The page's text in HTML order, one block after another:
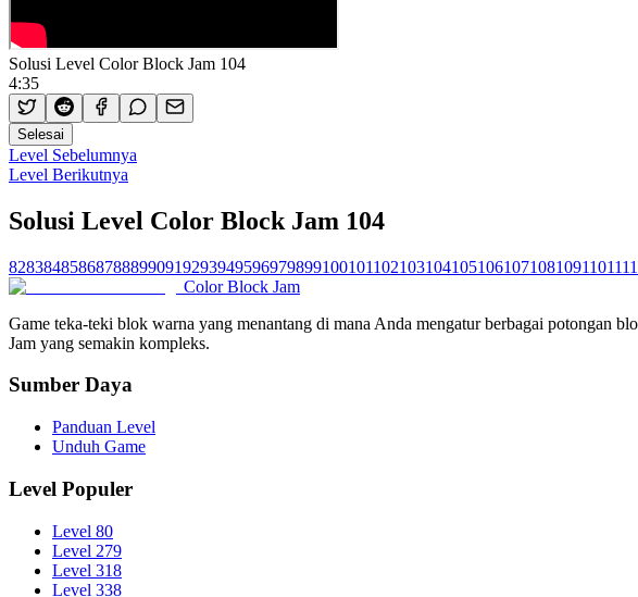
Solusi Level Color Block Jam 104
4:35
Selesai
Level Sebelumnya
Level Berikutnya
Solusi Level Color Block Jam 104
828384858687888990919293949596979899100101102103104105106107108109110111
Color Block Jam
Game teka-teki blok warna yang menantang di mana Anda mengatur berbagai potongan
Jam yang semakin kompleks.
Sumber Daya
Panduan Level
Unduh Game
Level Populer
Level 80
Level 279
Level 318
Level 338